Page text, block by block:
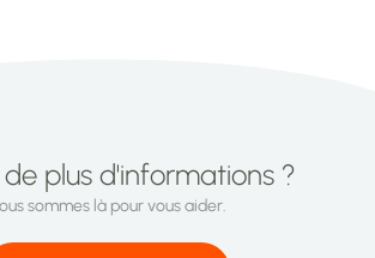
de plus d'informations ?
sommes là pour vous aider.